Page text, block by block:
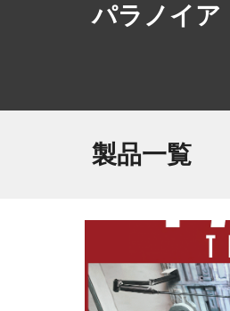
パラノイア
製品一覧